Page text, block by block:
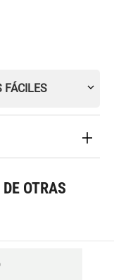
FÁCILES
OTRAS